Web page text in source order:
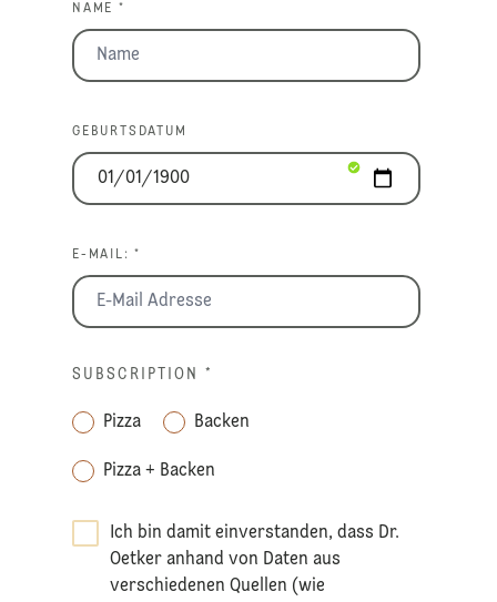
NAME *
GEBURTSDATUM
E-MAIL: *
SUBSCRIPTION *
Pizza Backen
Pizza + Backen
Ich bin damit einverstanden, dass Dr.
Oetker anhand von Daten aus
verschiedenen Quellen (wie